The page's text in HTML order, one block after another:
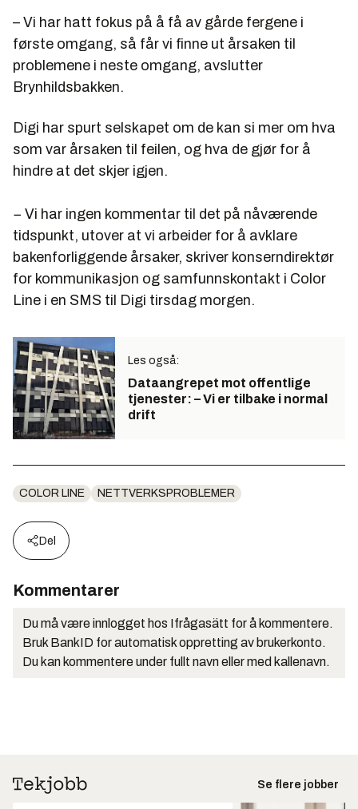
– Vi har hatt fokus på å få av gårde fergene i
første omgang, så får vi finne ut årsaken til
problemene i neste omgang, avslutter
Brynhildsbakken.
Digi har spurt selskapet om de kan si mer om hva
som var årsaken til feilen, og hva de gjør for å
hindre at det skjer igjen.
− Vi har ingen kommentar til det på nåværende
tidspunkt, utover at vi arbeider for å avklare
bakenforliggende årsaker, skriver konserndirektør
for kommunikasjon og samfunnskontakt i Color
Line i en SMS til Digi tirsdag morgen.
Les også:
Dataangrepet mot offentlige
tjenester: – Vi er tilbake i normal
drift
COLOR LINE NETTVERKSPROBLEMER
Del
Kommentarer
Du må være innlogget hos Ifrågasätt for å kommentere.
Bruk BankID for automatisk oppretting av brukerkonto.
Du kan kommentere under fullt navn eller med kallenavn.
Se flere jobber